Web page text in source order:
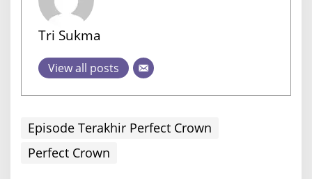
Tri Sukma
View all posts
Episode Terakhir Perfect Crown
Perfect Crown